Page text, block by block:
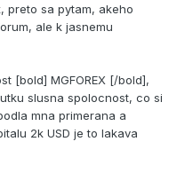
preto sa pytam, akeho
ale k jasnemu
[bold] MGFOREX [/bold],
slusna spolocnost, co si
mna primerana a
2k USD je to lakava